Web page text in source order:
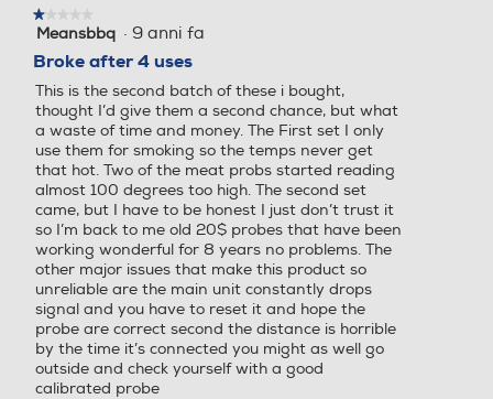
★★★★★
★★★★★
1
5
stelle.
Meansbbq · 9 anni fa
Broke after 4 uses
This is the second batch of these i bought,
thought I’d give them a second chance, but what
a waste of time and money. The First set I only
use them for smoking so the temps never get
that hot. Two of the meat probs started reading
almost 100 degrees too high. The second set
came, but I have to be honest I just don’t trust it
so I’m back to me old 20$ probes that have been
working wonderful for 8 years no problems. The
other major issues that make this product so
unreliable are the main unit constantly drops
signal and you have to reset it and hope the
probe are correct second the distance is horrible
by the time it’s connected you might as well go
outside and check yourself with a good
calibrated probe